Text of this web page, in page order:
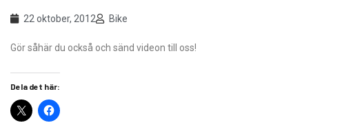
22 oktober, 2012 Bike
Gör såhär du också och sänd videon till oss!
Dela det här: